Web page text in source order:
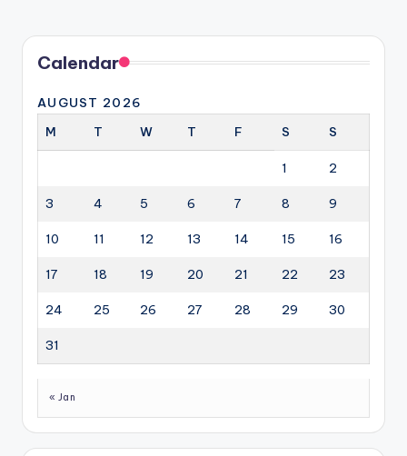
Calendar
AUGUST 2026
M
T W T F S S
1 2
3 4 5 6 7 8 9
10 11 12 13 14 15 16
17 18 19 20 21 22 23
24 25 26 27 28 29 30
31
« Jan